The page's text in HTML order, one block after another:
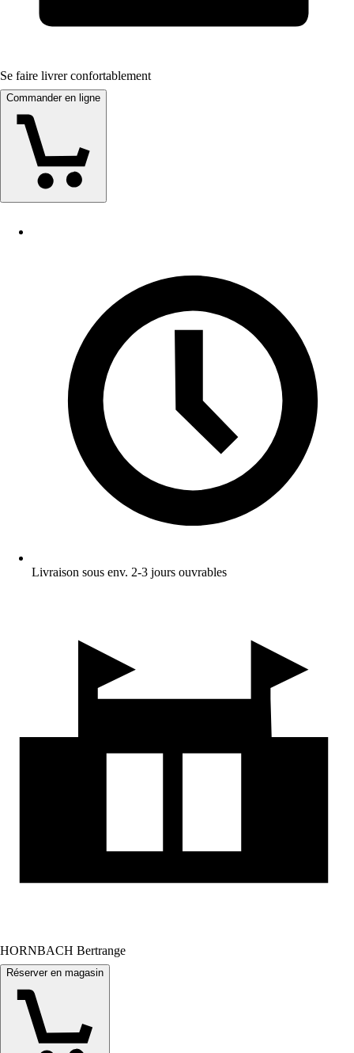
Se faire livrer confortablement
Commander en ligne
Livraison sous env. 2-3 jours ouvrables
HORNBACH Bertrange
Réserver en magasin